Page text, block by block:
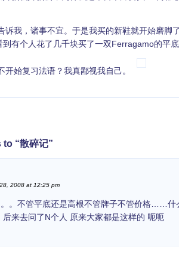
我，诸事不宜。于是我买的新鞋就开始磨
到有个人花了几千块买了一双Ferragamo的平
始复习法语？我真鄙视我自己。
“散碎记”
2008 at 12:25 pm
。不管平底还是高根不管牌子不管价格……什
后来去问了N个人 原来大家都是这样的 呃呃